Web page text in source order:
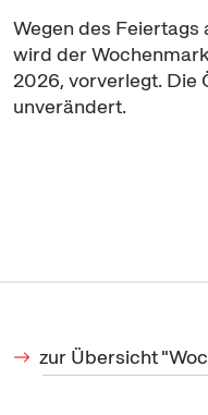
Wegen des Feiertags
wird der
2026, vorverlegt. Die
unverändert.
zur Übersicht